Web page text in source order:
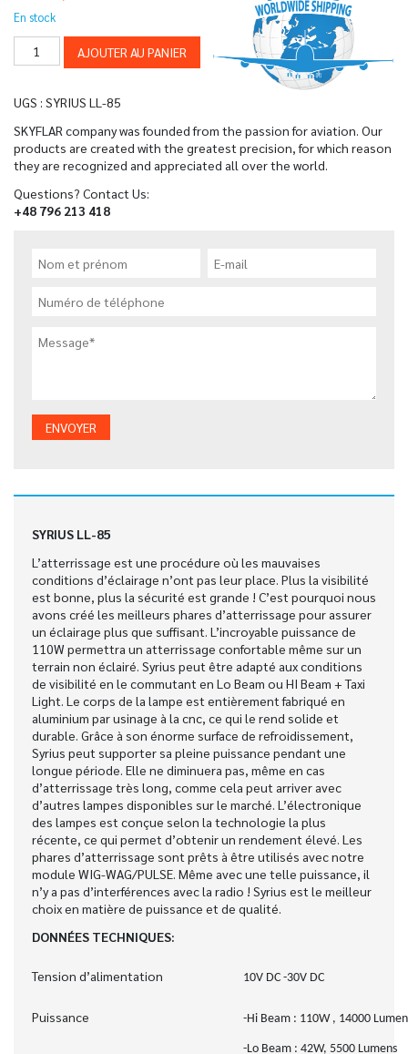
En stock
quantité
de
D'ATTERRISSAGE
SYRIUS
LL-
85
AJOUTER AU PANIER
UGS : SYRIUS LL-85
SKYFLAR company was founded from the passion for aviation. Our
products are created with the greatest precision, for which reason
they are recognized and appreciated all over the world.
Questions? Contact Us:
+48 796 213 418
SYRIUS LL-85
L’atterrissage est une procédure où les mauvaises
conditions d’éclairage n’ont pas leur place. Plus la visibilité
est bonne, plus la sécurité est grande ! C’est pourquoi nous
avons créé les meilleurs phares d’atterrissage pour assurer
un éclairage plus que suffisant. L’incroyable puissance de
110W permettra un atterrissage confortable même sur un
terrain non éclairé. Syrius peut être adapté aux conditions
de visibilité en le commutant en Lo Beam ou HI Beam + Taxi
Light. Le corps de la lampe est entièrement fabriqué en
aluminium par usinage à la cnc, ce qui le rend solide et
durable. Grâce à son énorme surface de refroidissement,
Syrius peut supporter sa pleine puissance pendant une
longue période. Elle ne diminuera pas, même en cas
d’atterrissage très long, comme cela peut arriver avec
d’autres lampes disponibles sur le marché. L’électronique
des lampes est conçue selon la technologie la plus
récente, ce qui permet d’obtenir un rendement élevé. Les
phares d’atterrissage sont prêts à être utilisés avec notre
module WIG-WAG/PULSE. Même avec une telle puissance, il
n’y a pas d’interférences avec la radio ! Syrius est le meilleur
choix en matière de puissance et de qualité.
DONNÉES TECHNIQUES:
Tension d’alimentation 10V DC -30V DC
Puissance -Hi Beam : 110W , 14000
-Lo Beam : 42W, 5500 Lumens